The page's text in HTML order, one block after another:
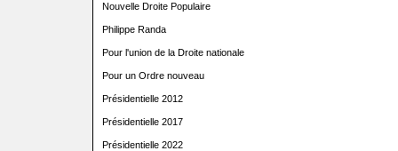
Nouvelle Droite Populaire
Philippe Randa
Pour l'union de la Droite nationale
Pour un Ordre nouveau
Présidentielle 2012
Présidentielle 2017
Présidentielle 2022